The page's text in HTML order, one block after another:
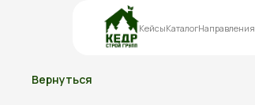
КейсыКаталогНаправления
Вернуться